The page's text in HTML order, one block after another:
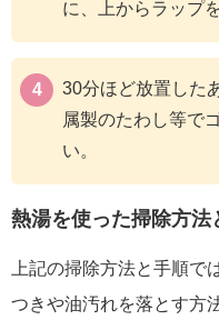
に、上からラップ
30分ほど放置した
属製のたわし等で
い。
熱湯を使った掃除方法
上記の掃除方法と手順
つきや油汚れを落とす方